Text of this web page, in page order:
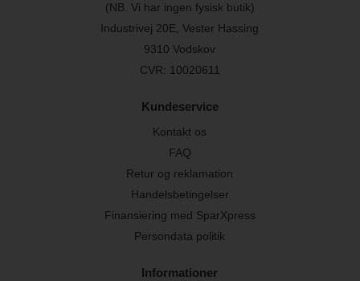
(NB. Vi har ingen fysisk butik)
Industrivej 20E, Vester Hassing
9310 Vodskov
CVR: 10020611
Kundeservice
Kontakt os
FAQ
Retur og reklamation
Handelsbetingelser
Finansiering med SparXpress
Persondata politik
Informationer